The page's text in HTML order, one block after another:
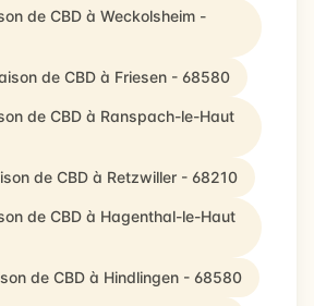
de CBD à Weckolsheim -
de CBD à Friesen - 68580
de CBD à Ranspach-le-Haut
de CBD à Retzwiller - 68210
de CBD à Hagenthal-le-Haut
de CBD à Hindlingen - 68580